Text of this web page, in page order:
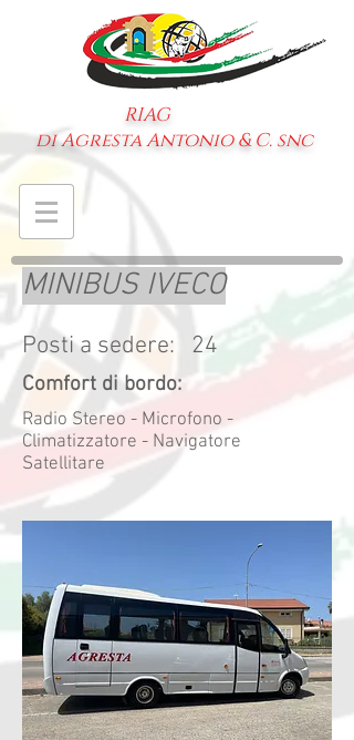
RIAG
di Agresta Antonio & C. snc
MINIBUS IVECO
Posti a sedere: 24
Comfort di bordo:
Radio Stereo - Microfono -
Climatizzatore - Navigatore
Satellitare